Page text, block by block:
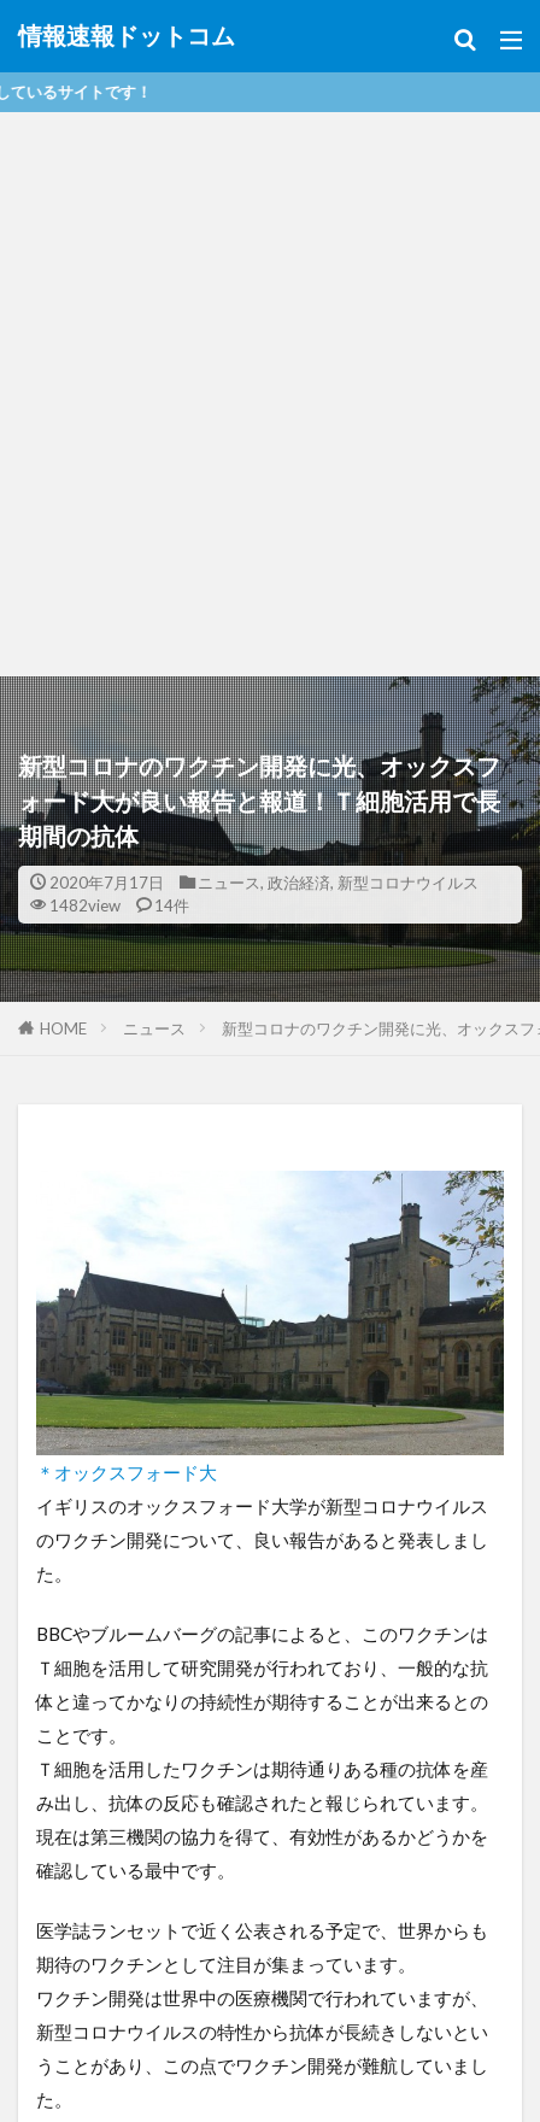
情報速報ドットコム
新型コロナのワクチン開発に光、オックスフ
ォード大が良い報告と報道！Ｔ細胞活用で長
期間の抗体
2020年7月17日 ニュース, 政治経済, 新型コロナウイルス
1482view
14件
HOME ニュース 新型コロナのワクチン開発に光、オックス
＊オックスフォード大
イギリスのオックスフォード大学が新型コロナウイルス
のワクチン開発について、良い報告があると発表しまし
た。
BBCやブルームバーグの記事によると、このワクチンは
Ｔ細胞を活用して研究開発が行われており、一般的な抗
体と違ってかなりの持続性が期待することが出来るとの
ことです。
Ｔ細胞を活用したワクチンは期待通りある種の抗体を産
み出し、抗体の反応も確認されたと報じられています。
現在は第三機関の協力を得て、有効性があるかどうかを
確認している最中です。
医学誌ランセットで近く公表される予定で、世界からも
期待のワクチンとして注目が集まっています。
ワクチン開発は世界中の医療機関で行われていますが、
新型コロナウイルスの特性から抗体が長続きしないとい
うことがあり、この点でワクチン開発が難航していまし
た。